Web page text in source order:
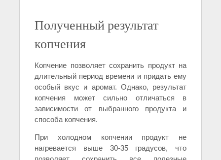
Полученный результат
копчения
Копчение позволяет сохранить продукт на
длительный период времени и придать ему
особый вкус и аромат. Однако, результат
копчения может сильно отличаться в
зависимости от выбранного продукта и
способа копчения.
При холодном копчении продукт не
нагревается выше 30-35 градусов, что